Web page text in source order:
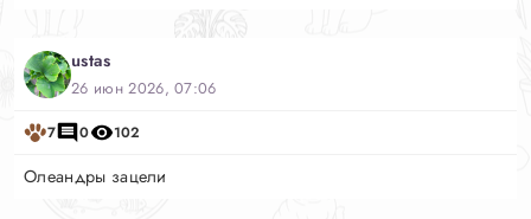
ustas
26 июн 2026, 07:06
7 0 102
Олеандры зацели